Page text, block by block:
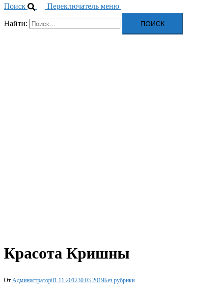
Поиск Переключатель меню
Найти:
Красота Кришны
От Администратор01.11.201230.03.2019Без рубрики